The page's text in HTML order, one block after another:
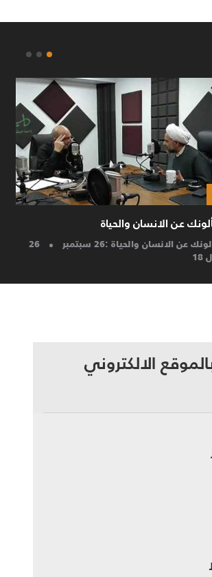
عن الانسان والحياة
عن الانسان والحياة : 25 سبتمبر
25
الالكتروني